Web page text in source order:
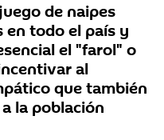
de naipes
todo el país y
el "farol" o
al
que también
la población